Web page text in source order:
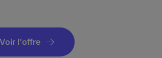
Voir l'offre